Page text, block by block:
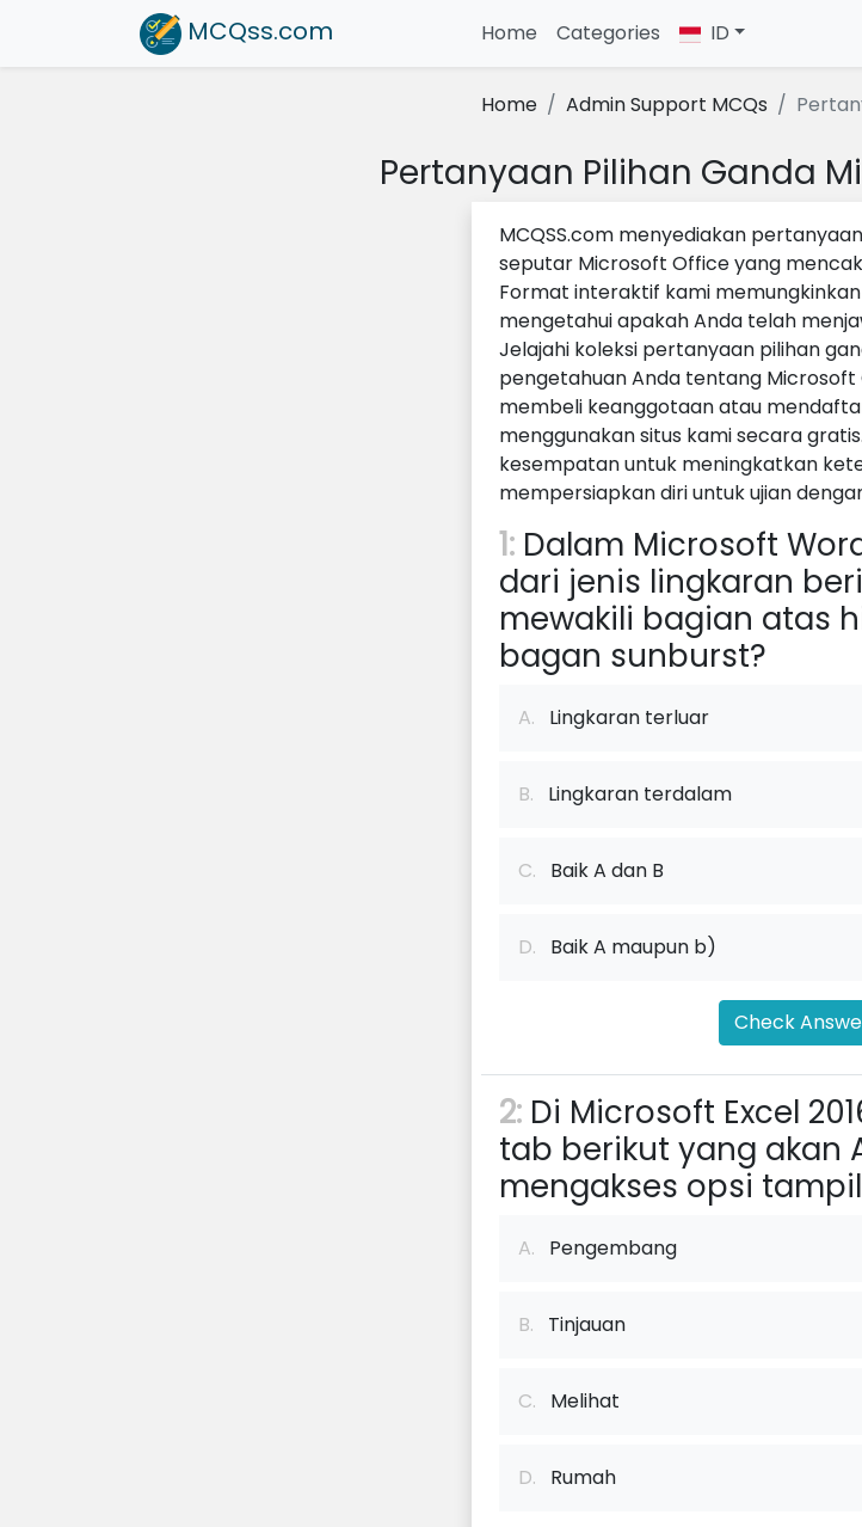
MCQss.com Home (current)
Categories ID
Home Admin Support MCQs
Pertanyaan Pilihan Ganda
MCQSS.com menyediakan
seputar Microsoft Office yang
Format interaktif kami
mengetahui apakah Anda telah
Jelajahi koleksi pertanyaan pilihan
pengetahuan Anda tentang Microsoft
membeli keanggotaan atau
menggunakan situs kami secara
kesempatan untuk meningkatkan
mempersiapkan diri untuk ujian
1: Dalam Microsoft
dari jenis lingkaran
mewakili bagian atas
bagan sunburst?
A. Lingkaran terluar
B. Lingkaran terdalam
C. Baik A dan B
D. Baik A maupun b)
Check
2: Di Microsoft Excel
tab berikut yang akan
mengakses opsi
A. Pengembang
B. Tinjauan
C. Melihat
D. Rumah